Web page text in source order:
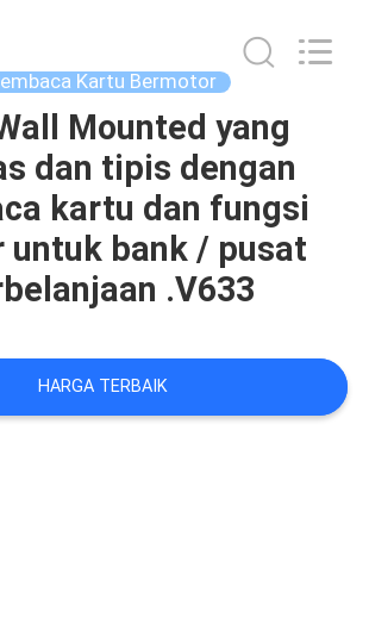
Kartu Bermotor
Mounted yang
dan tipis dengan
kartu dan fungsi
untuk bank / pusat
.V633
HARGA TERBAIK